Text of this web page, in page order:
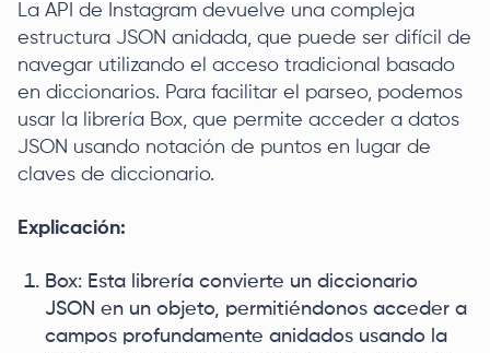
La API de Instagram devuelve una compleja
estructura JSON anidada, que puede ser difícil de
navegar utilizando el acceso tradicional basado
en diccionarios. Para facilitar el parseo, podemos
usar la librería Box, que permite acceder a datos
JSON usando notación de puntos en lugar de
claves de diccionario.
Explicación:
Box: Esta librería convierte un diccionario
JSON en un objeto, permitiéndonos acceder a
campos profundamente anidados usando la